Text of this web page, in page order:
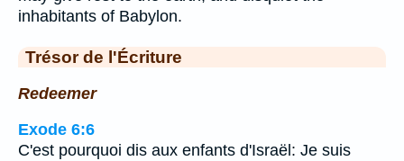
inhabitants of Babylon.
Trésor de l'Écriture
Redeemer
Exode 6:6
C'est pourquoi dis aux enfants d'Israël: Je suis